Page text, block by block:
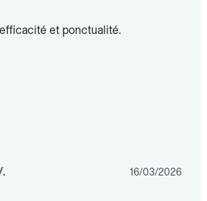
et ponctualité.
16/03/2026